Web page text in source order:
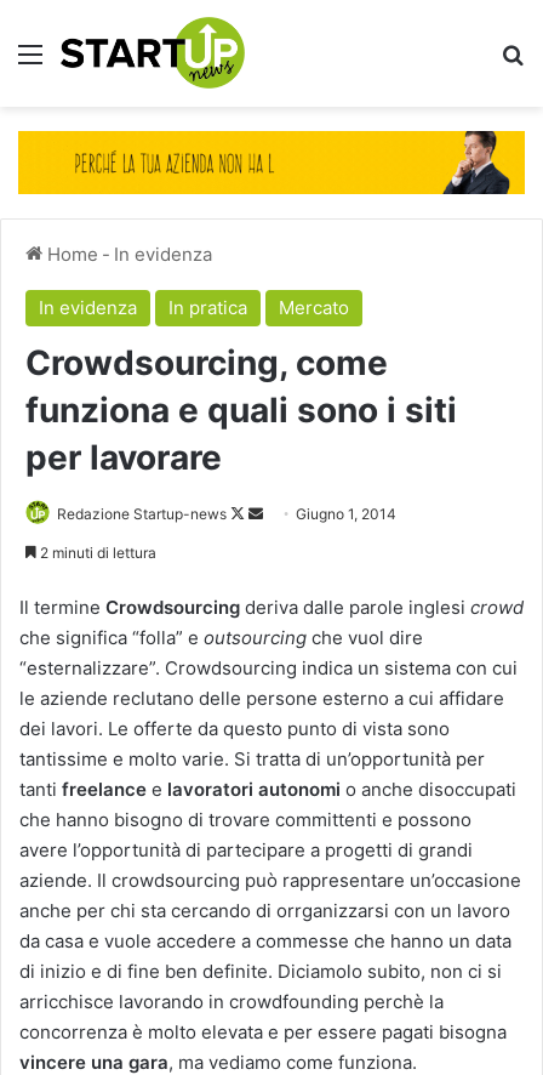
Menu
Home - In evidenza
In evidenza In pratica Mercato
Crowdsourcing, come
funziona e quali sono i siti
per lavorare
Redazione Startup-news
Follow
Invia Giugno 1, 2014
2 minuti di lettura
Il termine Crowdsourcing deriva dalle parole inglesi crowd
che significa “folla” e outsourcing che vuol dire
“esternalizzare”. Crowdsourcing indica un sistema con cui
le aziende reclutano delle persone esterno a cui affidare
dei lavori. Le offerte da questo punto di vista sono
tantissime e molto varie. Si tratta di un’opportunità per
tanti freelance e lavoratori autonomi o anche disoccupati
che hanno bisogno di trovare committenti e possono
avere l’opportunità di partecipare a progetti di grandi
aziende. Il crowdsourcing può rappresentare un’occasione
anche per chi sta cercando di orrganizzarsi con un lavoro
da casa e vuole accedere a commesse che hanno un data
di inizio e di fine ben definite. Diciamolo subito, non ci si
arricchisce lavorando in crowdfounding perchè la
concorrenza è molto elevata e per essere pagati bisogna
vincere una gara, ma vediamo come funziona.